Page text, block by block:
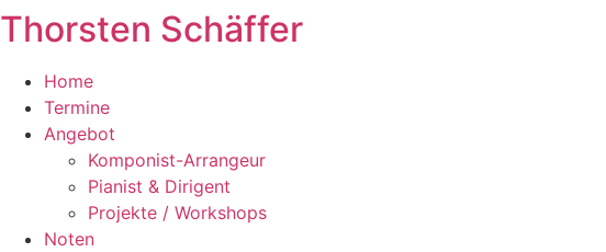
Zum
Inhalt
springen
Thorsten Schäffer
Home
Termine
Angebot
Komponist-Arrangeur
Pianist & Dirigent
Projekte / Workshops
Noten